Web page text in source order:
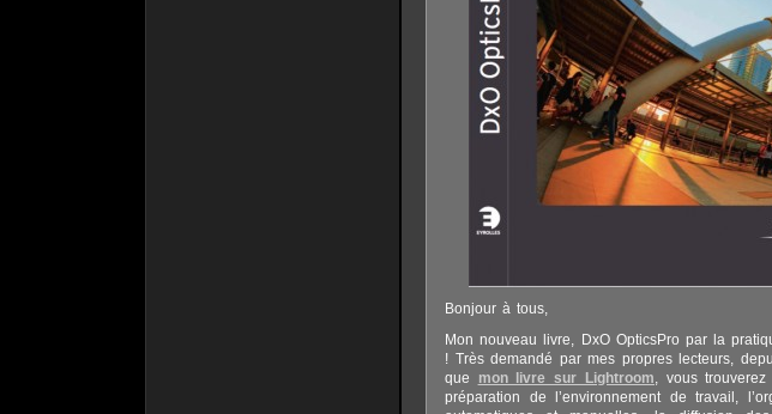
Bonjour à tous,
Mon nouveau livre, DxO OpticsPro par la
! Très demandé par mes propres lecteurs,
que mon livre sur Lightroom, vous
préparation de l’environnement de travail,